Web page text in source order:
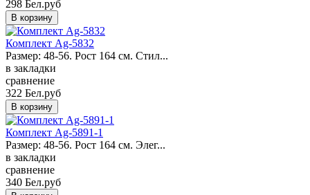
298 Бел.руб
Комплект Ag-5832
Размер: 48-56. Рост 164 см. Стил...
в закладки
сравнение
322 Бел.руб
Комплект Ag-5891-1
Размер: 48-56. Рост 164 см. Элег...
в закладки
сравнение
340 Бел.руб